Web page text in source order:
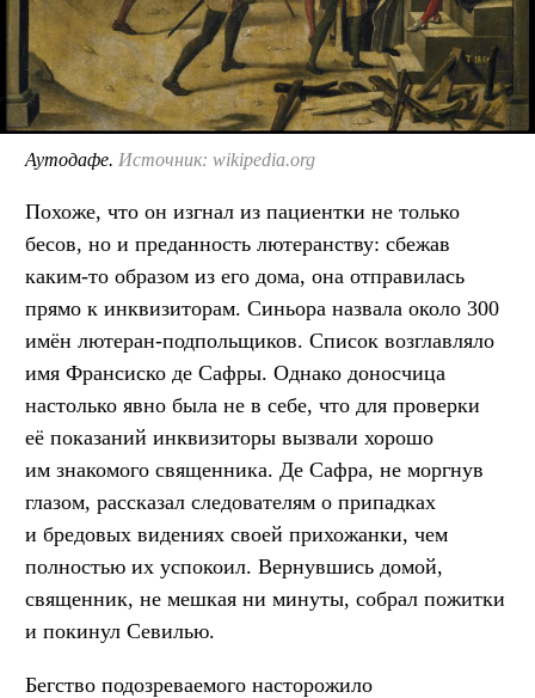
Аутодафе. Источник: wikipedia.org
Похоже, что он изгнал из пациентки не только
бесов, но и преданность лютеранству: сбежав
каким-то образом из его дома, она отправилась
прямо к инквизиторам. Синьора назвала около 300
имён лютеран-подпольщиков. Список возглавляло
имя Франсиско де Сафры. Однако доносчица
настолько явно была не в себе, что для проверки
её показаний инквизиторы вызвали хорошо
им знакомого священника. Де Сафра, не моргнув
глазом, рассказал следователям о припадках
и бредовых видениях своей прихожанки, чем
полностью их успокоил. Вернувшись домой,
священник, не мешкая ни минуты, собрал пожитки
и покинул Севилью.
Бегство подозреваемого насторожило